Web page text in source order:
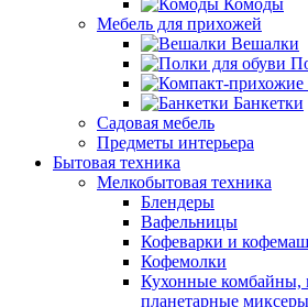
Комоды
Мебель для прихожей
Вешалки
Банкетки
Садовая мебель
Предметы интерьера
Бытовая техника
Мелкобытовая техника
Блендеры
Вафельницы
Кофеварки и
Кофемолки
Кухонные
планетарные миксеры